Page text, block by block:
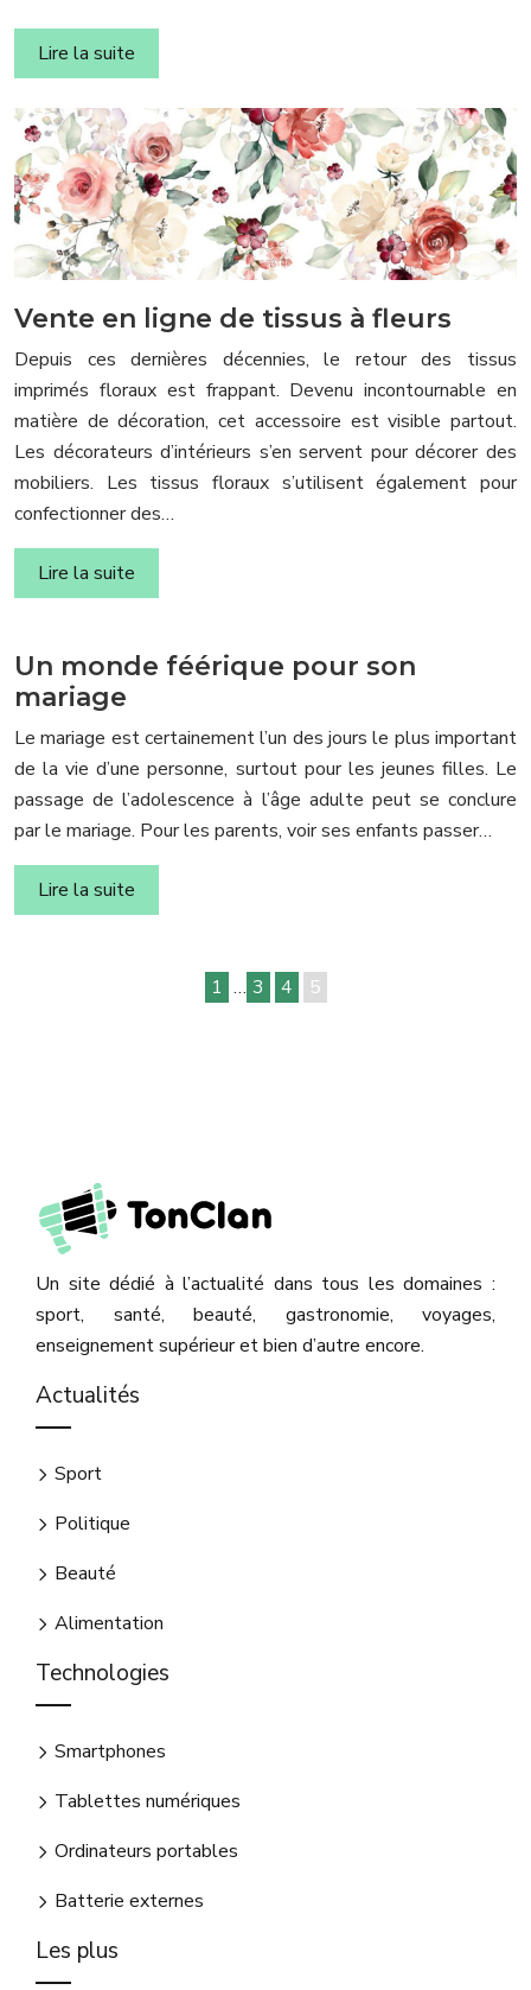
Lire la suite
Vente en ligne de tissus à fleurs
Depuis ces dernières décennies, le retour des tissus
imprimés floraux est frappant. Devenu incontournable en
matière de décoration, cet accessoire est visible partout.
Les décorateurs d’intérieurs s’en servent pour décorer des
mobiliers. Les tissus floraux s’utilisent également pour
confectionner des…
Lire la suite
Un monde féérique pour son
mariage
Le mariage est certainement l’un des jours le plus important
de la vie d’une personne, surtout pour les jeunes filles. Le
passage de l’adolescence à l’âge adulte peut se conclure
par le mariage. Pour les parents, voir ses enfants passer…
Lire la suite
1 … 3 4 5
Un site dédié à l’actualité dans tous les domaines :
sport, santé, beauté, gastronomie, voyages,
enseignement supérieur et bien d’autre encore.
Actualités
Sport
Politique
Beauté
Alimentation
Technologies
Smartphones
Tablettes numériques
Ordinateurs portables
Batterie externes
Les plus